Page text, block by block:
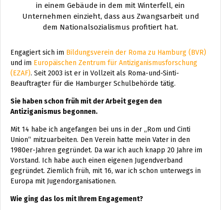
in einem Gebäude in dem mit Winterfell, ein
Unternehmen einzieht, dass aus Zwangsarbeit und
dem Nationalsozialismus profitiert hat.
Engagiert sich im Bildungsverein der Roma zu Hamburg (BVR)
und im Europäischen Zentrum für Antiziganismusforschung
(EZAF). Seit 2003 ist er in Vollzeit als Roma-und-Sinti-
Beauftragter für die Hamburger Schulbehörde tätig.
Sie haben schon früh mit der Arbeit gegen den
Antiziganismus begonnen.
Mit 14 habe ich angefangen bei uns in der „Rom und Cinti
Union“ mitzuarbeiten. Den Verein hatte mein Vater in den
1980er-Jahren gegründet. Da war ich auch knapp 20 Jahre im
Vorstand. Ich habe auch einen eigenen Jugendverband
gegründet. Ziemlich früh, mit 16, war ich schon unterwegs in
Europa mit Jugendorganisationen.
Wie ging das los mit Ihrem Engagement?